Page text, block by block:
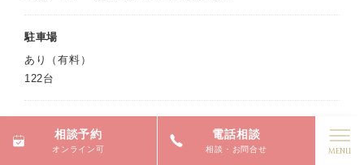
駐車場
あり（有料）
122台
チャペル、待合スペース、フィッティングルーム
相談予約
オンライン可
電話相談
相談・お問合せ